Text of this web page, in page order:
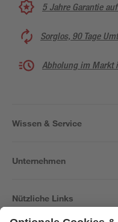
5 Jahre Garantie
Sorglos, 90 Tage
Abholung im Markt
Wissen & Service
Unternehmen
Nützliche Links